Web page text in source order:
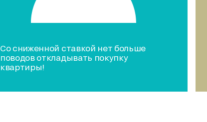
Со сниженной ставкой нет больше
поводов откладывать покупку
квартиры!